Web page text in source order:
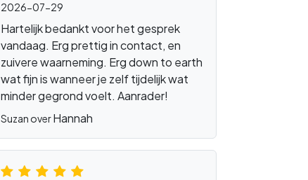
2026-07-29
Hartelijk bedankt voor het gesprek
vandaag. Erg prettig in contact, en
zuivere waarneming. Erg down to earth
wat fijn is wanneer je zelf tijdelijk wat
minder gegrond voelt. Aanrader!
Suzan overHannah